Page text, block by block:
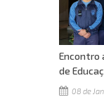
Encontro
de
08 de